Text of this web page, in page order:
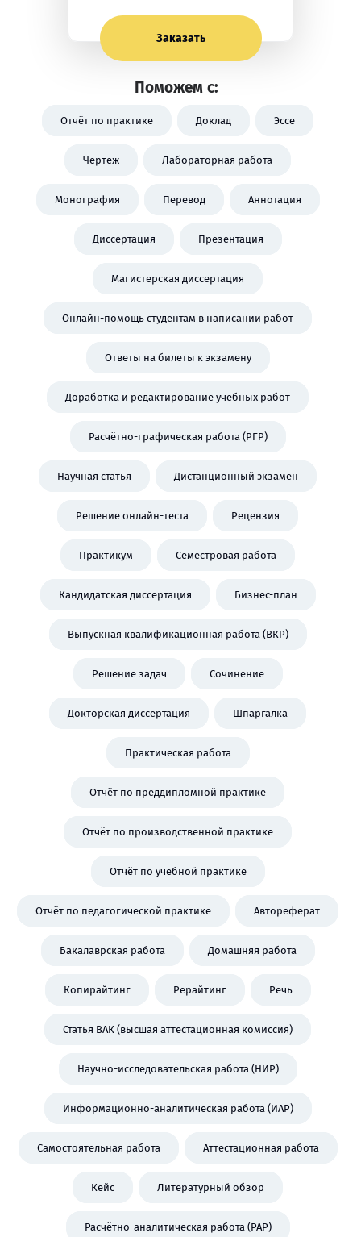
Заказать
Поможем с:
Отчёт по практике Доклад Эссе
Чертёж Лабораторная работа
Монография Перевод Аннотация
Диссертация Презентация
Магистерская диссертация
Онлайн-помощь студентам в написании работ
Ответы на билеты к экзамену
Доработка и редактирование учебных работ
Расчётно-графическая работа (РГР)
Научная статья Дистанционный экзамен
Решение онлайн-теста Рецензия
Практикум Семестровая работа
Кандидатская диссертация Бизнес-план
Выпускная квалификационная работа (ВКР)
Решение задач Сочинение
Докторская диссертация Шпаргалка
Практическая работа
Отчёт по преддипломной практике
Отчёт по производственной практике
Отчёт по учебной практике
Отчёт по педагогической практике Автореферат
Бакалаврская работа Домашняя работа
Копирайтинг Рерайтинг Речь
Статья ВАК (высшая аттестационная комиссия)
Научно-исследовательская работа (НИР)
Информационно-аналитическая работа (ИАР)
Самостоятельная работа Аттестационная работа
Кейс Литературный обзор
Расчётно-аналитическая работа (РАР)